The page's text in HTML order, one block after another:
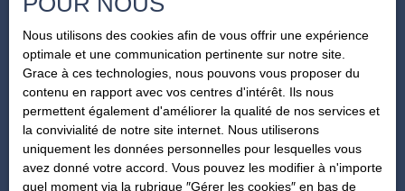
Informations
Nous utilisons des cookies afin de vous offrir une expérience
optimale et une communication pertinente sur notre site.
Grace à ces technologies, nous pouvons vous proposer du
contenu en rapport avec vos centres d'intérêt. Ils nous
permettent également d'améliorer la qualité de nos services et
la convivialité de notre site internet. Nous utiliserons
uniquement les données personnelles pour lesquelles vous
avez donné votre accord. Vous pouvez les modifier à n'importe
quel moment via la rubrique ″Gérer les cookies″ en bas de